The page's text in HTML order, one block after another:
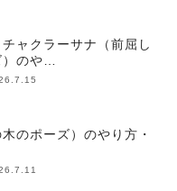
ャクラーサナ（前屈し
）のや…
のポーズ）のやり方・